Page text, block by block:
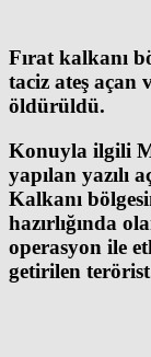
Fırat kalkanı
taciz ateş açan
öldürüldü.
Konuyla ilgili
yapılan yazılı
Kalkanı
hazırlığında
operasyon ile
getirilen terörist